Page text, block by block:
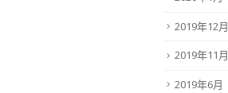
2019年12月
2019年11月
2019年6月